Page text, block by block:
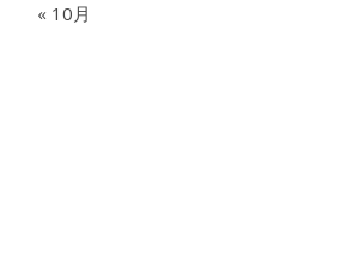
« 10月